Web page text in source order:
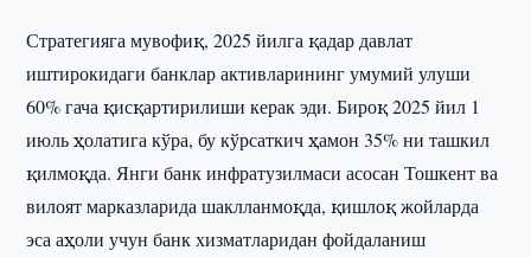
Стратегияга мувофиқ, 2025 йилга қадар давлат
иштирокидаги банклар активларининг умумий улуши
60% гача қисқартирилиши керак эди. Бироқ 2025 йил 1
июль ҳолатига кўра, бу кўрсаткич ҳамон 35% ни ташкил
қилмоқда. Янги банк инфратузилмаси асосан Тошкент ва
вилоят марказларида шаклланмоқда, қишлоқ жойларда
эса аҳоли учун банк хизматларидан фойдаланиш